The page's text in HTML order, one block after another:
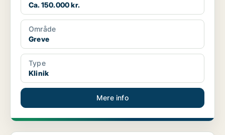
Ca. 150.000 kr.
Område
Greve
Type
Klinik
Mere info